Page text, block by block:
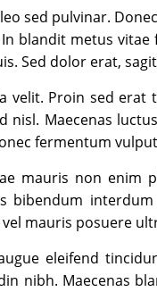
sed pulvinar.
blandit metus
Sed dolor erat,
velit. Proin sed
nisl. Maecenas
fermentum
mauris non enim
bibendum
mauris posuere
eleifend
nibh. Maecenas